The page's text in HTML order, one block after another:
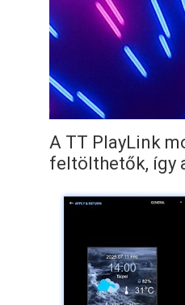
A TT PlayLink
feltölthetők, így